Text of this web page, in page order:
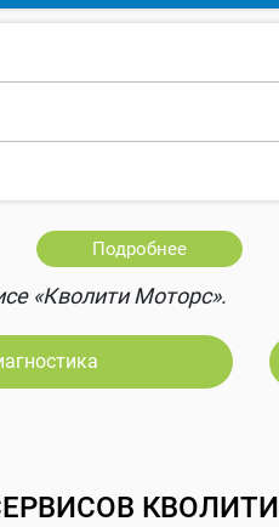
Подробнее
«Кволити Моторс».